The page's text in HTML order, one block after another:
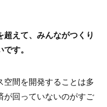
えて、みんながつくり
す。
間を開発することは多
が回っていないのがすご